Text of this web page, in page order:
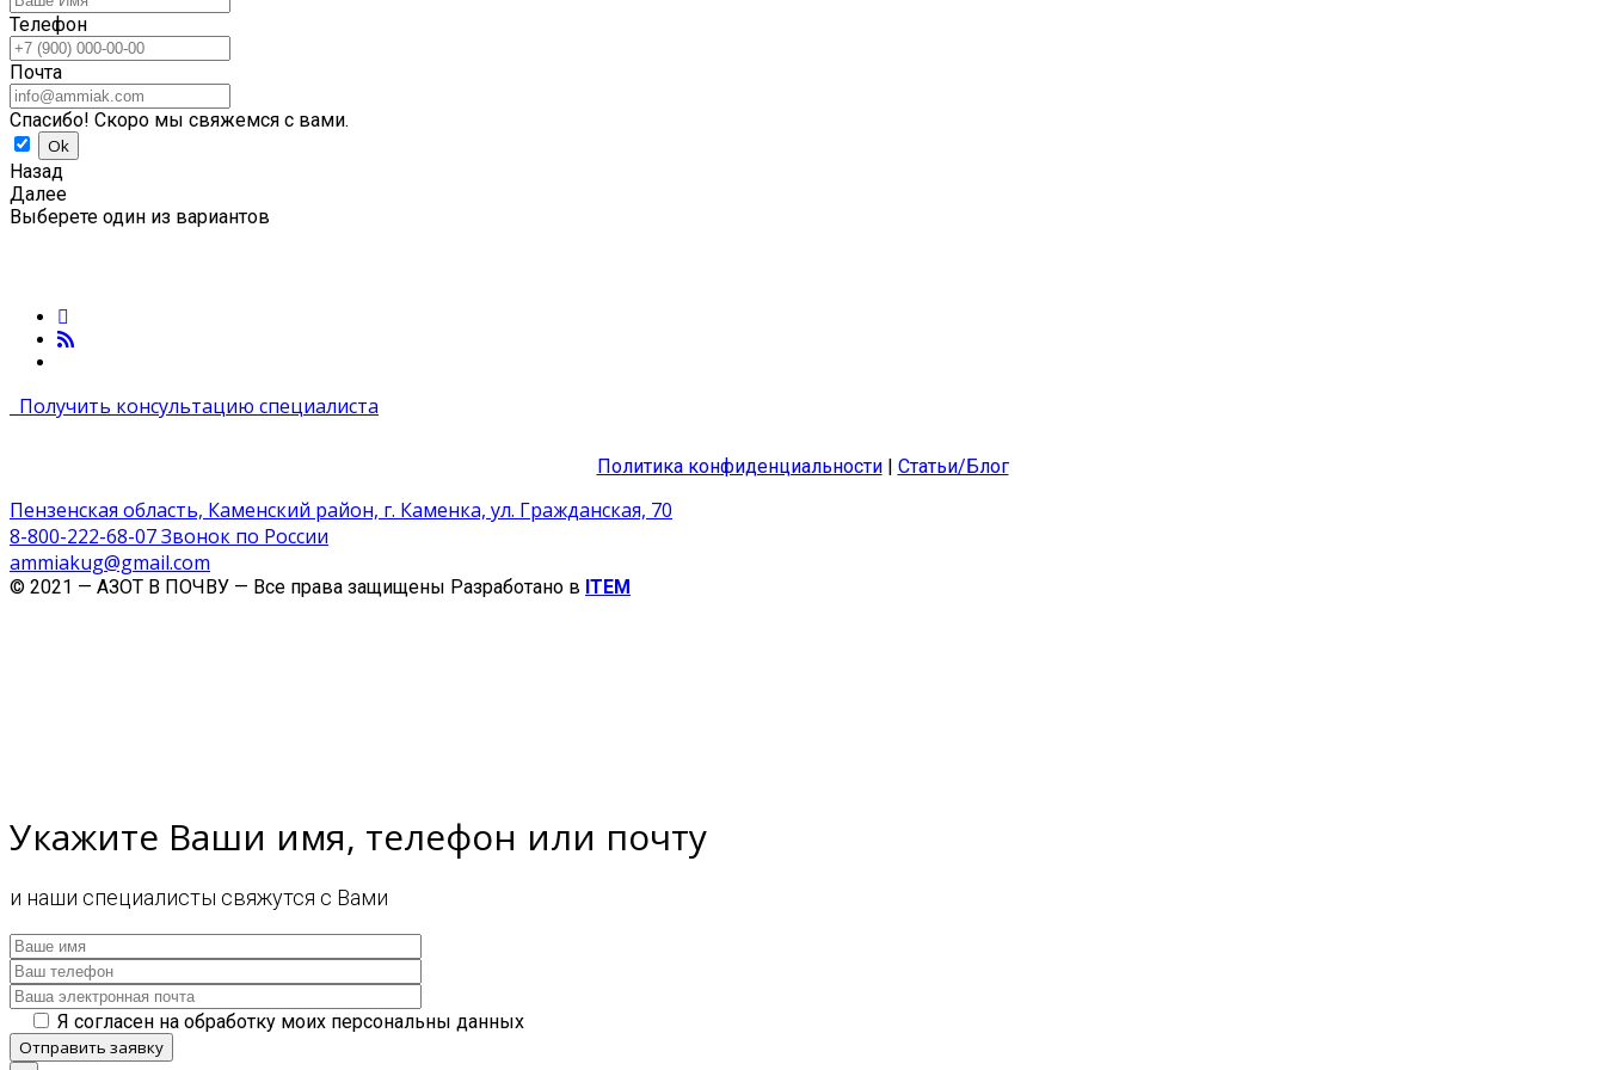
Телефон
Почта
Спасибо! Скоро мы свяжемся с вами.
Назад
Далее
Выберете один из вариантов
Получить консультацию специалиста
Политика конфиденциальности| Статьи/Блог
Пензенская область, Каменский район, г. Каменка, ул. Гражданская, 70
8-800-222-68-07 Звонок по России
ammiakug@gmail.com
© 2021 — АЗОТ В ПОЧВУ — Все права защищены Разработано в ITEM
Укажите Ваши имя, телефон или почту
и наши специалисты свяжутся с Вами
Я согласен на обработку моих персональны данных